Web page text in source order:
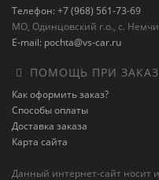
Телефон: +7 (968) 561-73-69
МО, Одинцовский г.о., с.
E-mail: pochta@vs-car.ru
ПОМОЩЬ ПРИ
Как оформить заказ?
Способы оплаты
Доставка заказа
Карта сайта
Данный интернет-сайт